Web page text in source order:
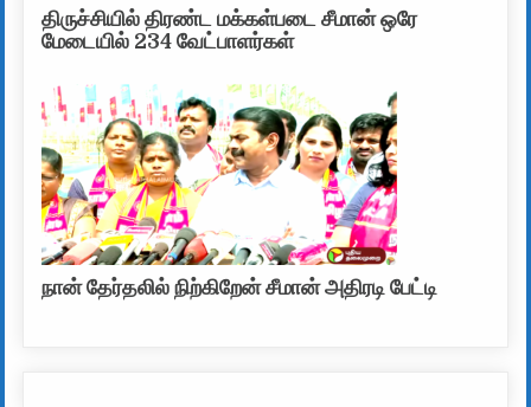
திருச்சியில் திரண்ட மக்கள்படை சீமான் ஒரே
மேடையில் 234 வேட்பாளர்கள்
நான் தேர்தலில் நிற்கிறேன் சீமான் அதிரடி பேட்டி